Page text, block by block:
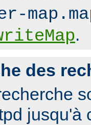
.
des
jusqu'à